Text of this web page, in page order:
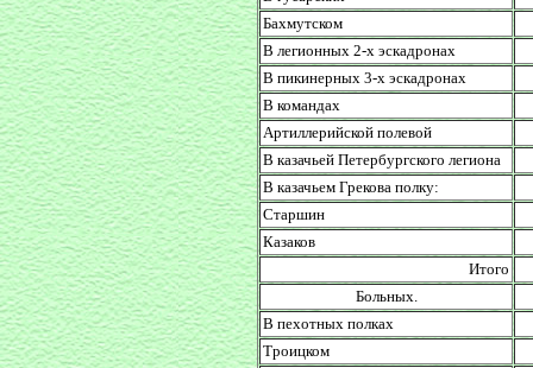
Бахмутском
В легионных 2-х эскадронах
В пикинерных 3-х эскадронах
В командах
Артиллерийской полевой
В казачьей Петербургского легиона
В казачьем Грекова полку:
Старшин
Казаков
Итого
Больных.
В пехотных полках
Троицком